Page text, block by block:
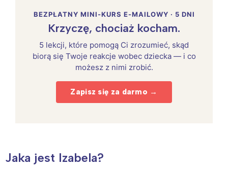
BEZPŁATNY MINI-KURS E-MAILOWY · 5 DNI
Krzyczę, chociaż kocham.
5 lekcji, które pomogą Ci zrozumieć, skąd
biorą się Twoje reakcje wobec dziecka — i co
możesz z nimi zrobić.
Zapisz się za darmo →
Jaka jest Izabela?